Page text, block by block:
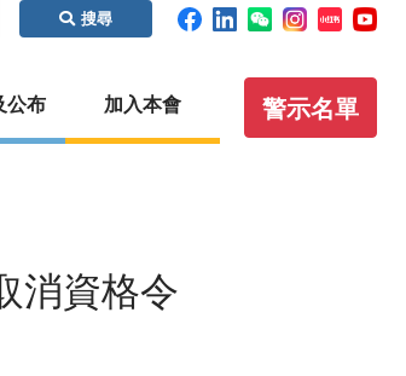
搜尋
公布 加入本會 警示名單
監管合作
內地
執法
紀律處分程序概覽
虛擬資產
概覽
證義搜查線之騙局拼圖
消資格令